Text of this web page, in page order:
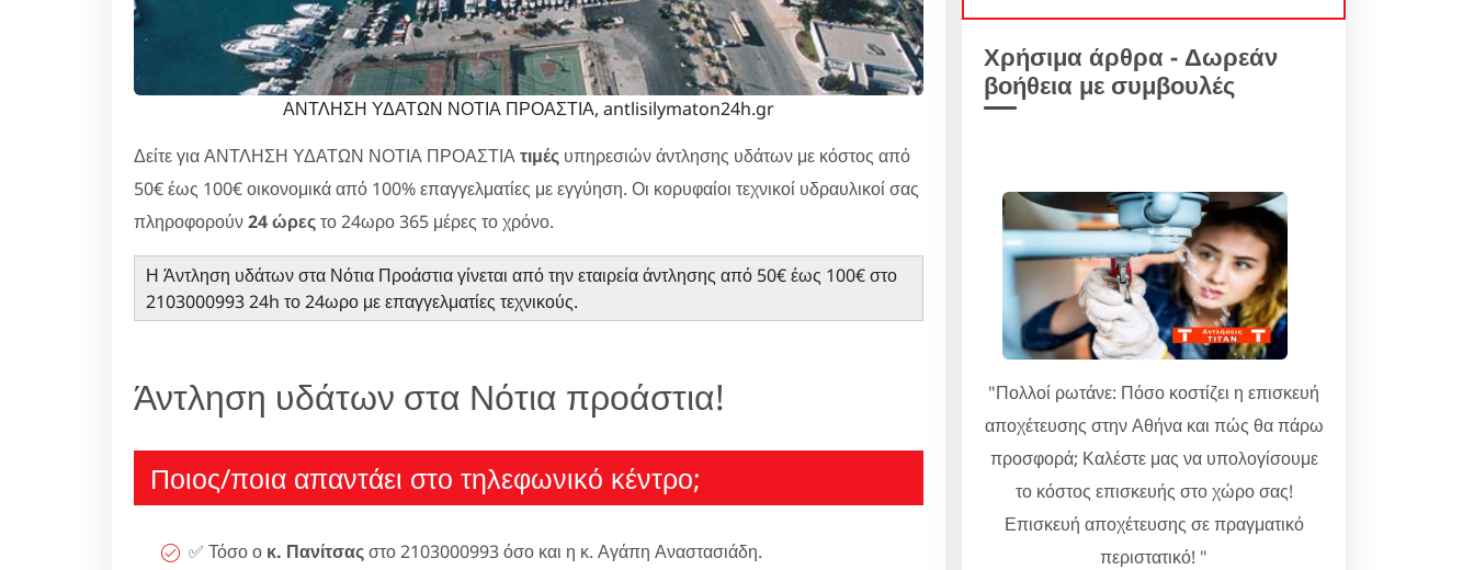
ΑΝΤΛΗΣΗ ΥΔΑΤΩΝ ΝΟΤΙΑ ΠΡΟΑΣΤΙΑ, antlisilymaton24h.gr
Δείτε για ΑΝΤΛΗΣΗ ΥΔΑΤΩΝ ΝΟΤΙΑ ΠΡΟΑΣΤΙΑτιμές υπηρεσιών άντλησης υδάτων με κόστος από
50€ έως 100€ οικονομικά από 100% επαγγελματίες με εγγύηση. Οι κορυφαίοι τεχνικοί υδραυλικοί σας
πληροφορούν24 ώρεςτο 24ωρο 365 μέρες το χρόνο.
Η Άντληση υδάτων στα Νότια Προάστια γίνεται από την εταιρεία άντλησης από 50€ έως 100€ στο
2103000993 24h το 24ωρο με επαγγελματίες τεχνικούς.
Άντληση υδάτων στα Νότια προάστια!
Ποιος/ποια απαντάει στο τηλεφωνικό κέντρο;
✅ Τόσο ο κ. Πανίτσαςστο 2103000993 όσο και η κ. Αγάπη Αναστασιάδη.
Χρήσιμα άρθρα - Δωρεάν
βοήθεια με συμβουλές
"Πολλοί ρωτάνε: Πόσο κοστίζει η επισκευή
αποχέτευσης στην Αθήνα και πώς θα πάρω
προσφορά; Καλέστε μας να υπολογίσουμε
το κόστος επισκευής στο χώρο σας!
Επισκευή αποχέτευσης σε πραγματικό
περιστατικό! "